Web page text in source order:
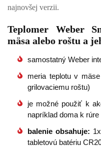
najnovšej verzii.
Teplomer Weber
mäsa alebo roštu a
samostatný Weber
meria teplotu v
grilovaciemu roštu)
je možné použiť k
napríklad doma k rúre
balenie obsahuje:
tabletovú batériu